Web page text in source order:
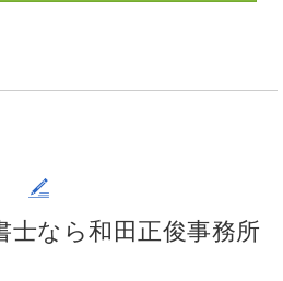
士なら和田正俊事務所